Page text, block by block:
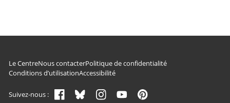
Navigation du pied de page
Le CentreNous contacterPolitique de confidentialité
Conditions d’utilisationAccessibilité
Suivez-nous :